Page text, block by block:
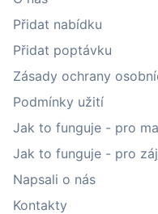
Přidat nabídku
Přidat poptávku
Zásady ochrany
Podmínky užití
Jak to funguje - pro
Jak to funguje - pro
Napsali o nás
Kontakty